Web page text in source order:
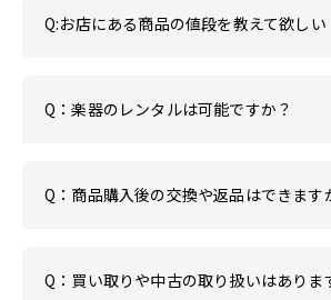
Q:お店にある商品の値段を教えて欲しい
Q：楽器のレンタルは可能ですか？
Q：商品購入後の交換や返品はできます
Q：買い取りや中古の取り扱いはありま